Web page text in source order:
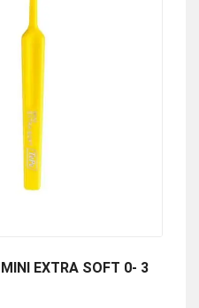
EXTRA SOFT 0- 3